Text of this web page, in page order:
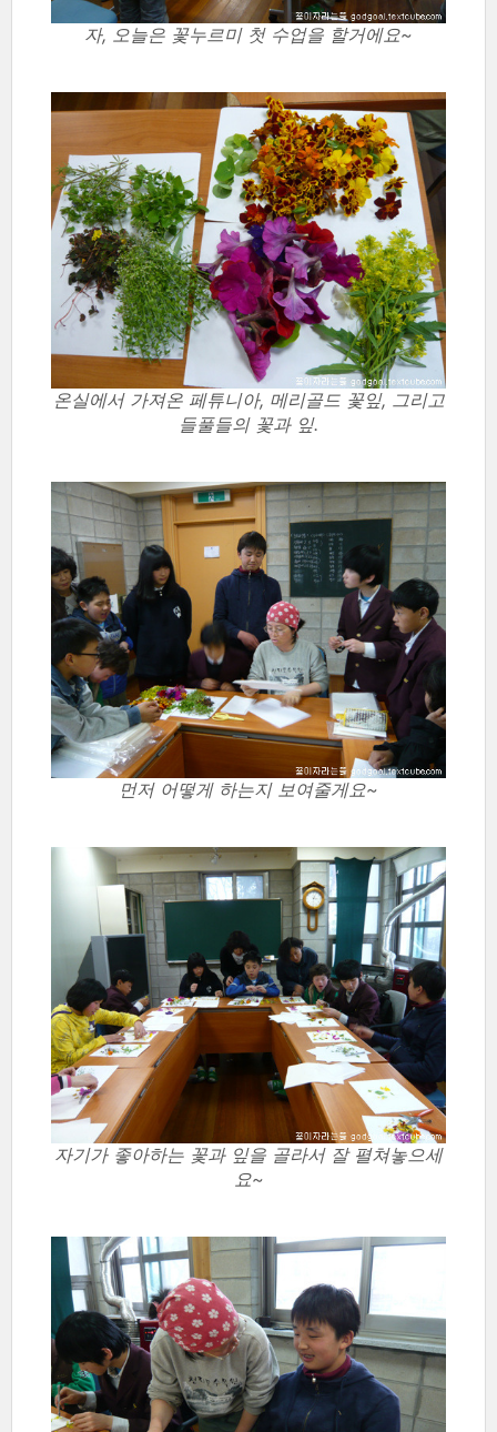
자, 오늘은 꽃누르미 첫 수업을 할거에요~
온실에서 가져온 페튜니아, 메리골드 꽃잎, 그리고
들풀들의 꽃과 잎.
먼저 어떻게 하는지 보여줄게요~
자기가 좋아하는 꽃과 잎을 골라서 잘 펼쳐놓으세
요~